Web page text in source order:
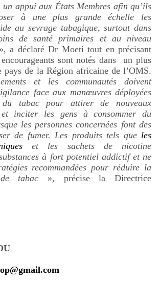
un appui aux États Membres afin qu’ils
à une plus grande échelle les
au sevrage tabagique, surtout dans
de santé primaires et au niveau
», a déclaré Dr Moeti tout en précisant
sont notés dans
un plus
pays de la Région africaine de l’OMS.
et les communautés doivent
face aux manœuvres déployées
tabac pour attirer de nouveaux
et inciter les gens à consommer du
les personnes concernées font des
de fumer. Les produits tels que les
et les sachets de nicotine
à fort potentiel addictif et ne
recommandées pour réduire la
de tabac », précise la Directrice